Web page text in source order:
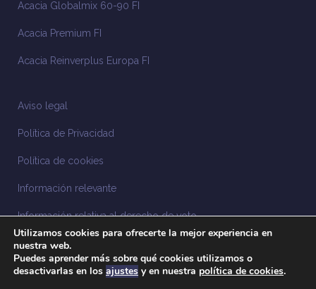
Acacia Globalmix 60-90 FI
Acacia Premium FI
Acacia Reinverplus Europa FI
Aviso legal
Política de Privacidad
Política de cookies
Información relevante
Información relativa al derecho de voto
Información relacionada con la sostenibilidad
Sistema Interno de Información
Utilizamos cookies para ofrecerte la mejor experiencia en
nuestra web.
Puedes aprender más sobre qué cookies utilizamos o
desactivarlas en los ajustes y en nuestra política de cookies.